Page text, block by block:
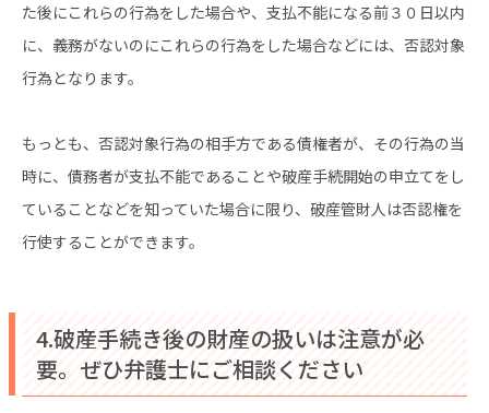
た後にこれらの行為をした場合や、支払不能になる前３０日以内
に、義務がないのにこれらの行為をした場合などには、否認対象
行為となります。
もっとも、否認対象行為の相手方である債権者が、その行為の当
時に、債務者が支払不能であることや破産手続開始の申立てをし
ていることなどを知っていた場合に限り、破産管財人は否認権を
行使することができます。
4.破産手続き後の財産の扱いは注意が必
要。ぜひ弁護士にご相談ください